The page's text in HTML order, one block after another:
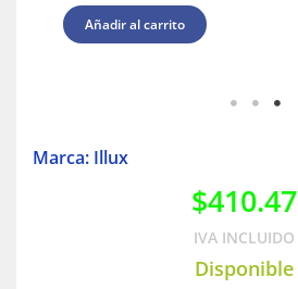
Añadir al carrito
Marca: Illux
$410.47
IVA INCLUIDO
Disponible